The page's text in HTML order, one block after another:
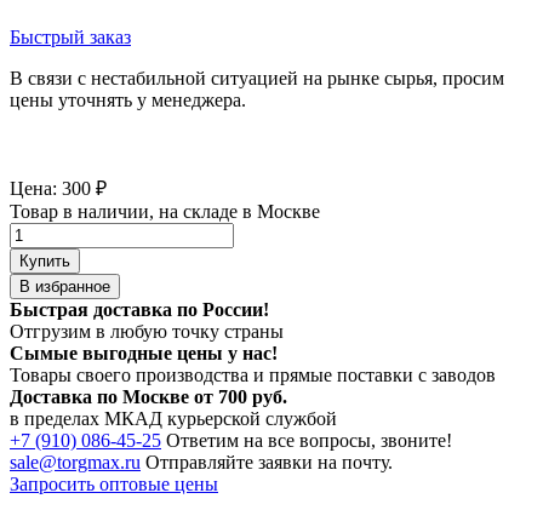
Быстрый заказ
В связи с нестабильной ситуацией на рынке сырья, просим
цены уточнять у менеджера.
Цена: 300 ₽
Товар в наличии, на складе в Москве
Купить
В избранное
Быстрая доставка по России!
Отгрузим в любую точку страны
Сымые выгодные цены у нас!
Товары своего производства и прямые поставки с заводов
Доставка по Москве от 700 руб.
в пределах МКАД курьерской службой
+7 (910) 086-45-25 Ответим на все вопросы, звоните!
sale@torgmax.ru Отправляйте заявки на почту.
Запросить оптовые цены